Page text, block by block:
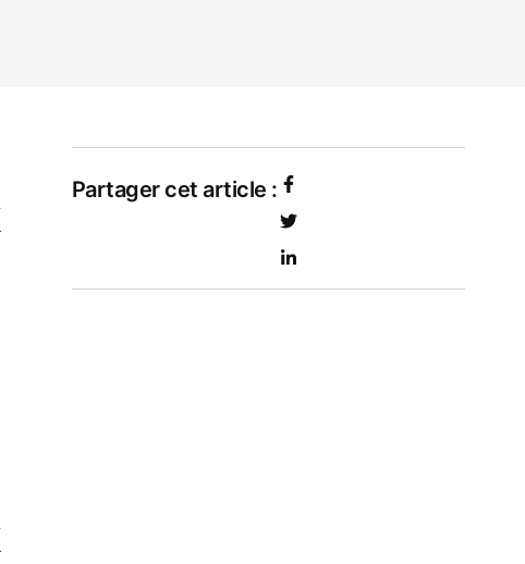
Partager cet article :